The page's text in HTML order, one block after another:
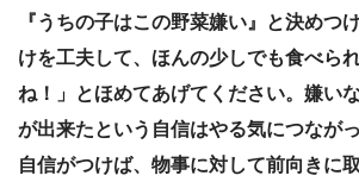
『うちの子はこの野菜嫌い』と決めつ
けを工夫して、ほんの少しでも食べら
ね！」とほめてあげてください。嫌い
が出来たという自信はやる気につなが
自信がつけば、物事に対して前向きに